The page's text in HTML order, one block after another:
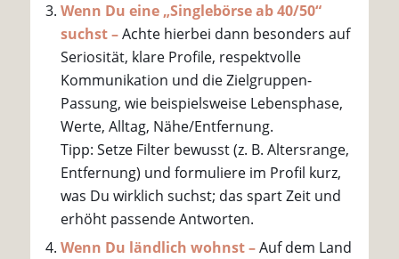
Wenn Du eine „Singlebörse ab 40/50“
suchst –Achte hierbei dann besonders auf
Seriosität, klare Profile, respektvolle
Kommunikation und die Zielgruppen-
Passung, wie beispielsweise Lebensphase,
Werte, Alltag, Nähe/Entfernung.
Tipp: Setze Filter bewusst (z. B. Altersrange,
Entfernung) und formuliere im Profil kurz,
was Du wirklich suchst; das spart Zeit und
erhöht passende Antworten.
Wenn Du ländlich wohnst –Auf dem Land